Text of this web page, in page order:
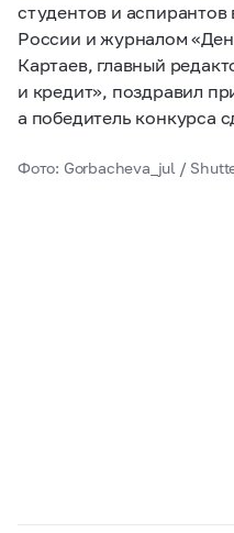
студентов и
России и журналом
Картаев, главный
и кредит», поздравил
а победитель конкурса
Фото: Gorbacheva_jul /